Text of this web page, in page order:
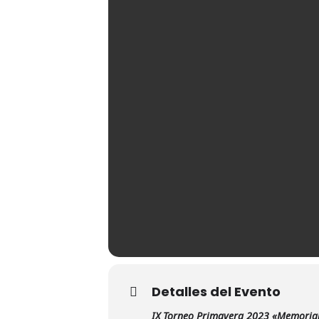
Detalles del Evento
IX Torneo Primavera 2023